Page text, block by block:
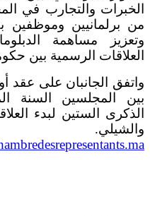
الخبرات والتجارب في
من برلمانيين وموظفين
وتعزيز مساهمة
العلاقات الرسمية بين
واتفق الجانبان على عقد
بين المجلسين السنة
الذكرى الستين لبدء
والشيلي.